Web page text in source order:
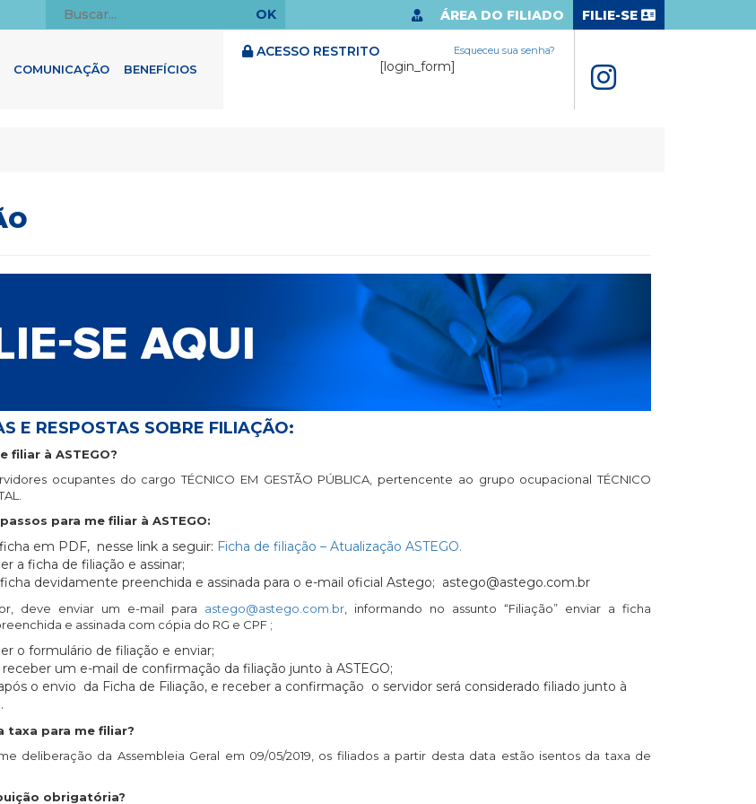
ÁREA DO FILIADO FILIE-SE
COMUNICAÇÃO BENEFÍCIOS
ACESSO RESTRITO Esqueceu sua senha?
[login_form]
E RESPOSTAS SOBRE FILIAÇÃO:
filiar à ASTEGO?
ocupantes do cargo TÉCNICO EM GESTÃO PÚBLICA, pertencente ao grupo ocupacional TÉCNICO
para me filiar à ASTEGO:
em PDF, nesse link a seguir: Ficha de filiação – Atualização ASTEGO.
a ficha de filiação e assinar;
ficha devidamente preenchida e assinada para o e-mail oficial Astego; astego@astego.com.br
deve enviar um e-mail para astego@astego.com.br , informando no assunto “Filiação” enviar a ficha
e assinada com cópia do RG e CPF ;
o formulário de filiação e enviar;
receber um e-mail de confirmação da filiação junto à ASTEGO;
o envio da Ficha de Filiação, e receber a confirmação o servidor será considerado filiado junto à
taxa para me filiar?
deliberação da Assembleia Geral em 09/05/2019, os filiados a partir desta data estão isentos da taxa de
obrigatória?